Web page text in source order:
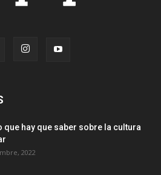
que hay que saber sobre la cultura
2022